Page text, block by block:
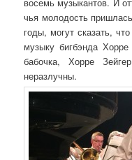
чья молодость
годы, могут сказать,
музыку бигбэнда
бабочка, Хорре
неразлучны.